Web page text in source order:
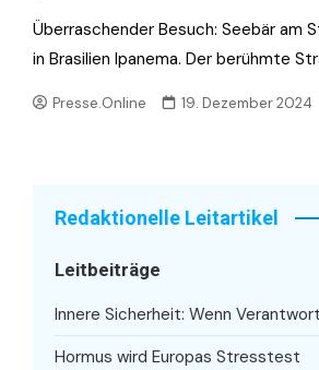
Überraschender Besuch: Seebär am
in Brasilien Ipanema. Der berühmte
Presse.Online 19. Dezember 2024
Redaktionelle Leitartikel
Leitbeiträge
Innere Sicherheit: Wenn
Hormus wird Europas Stresstest